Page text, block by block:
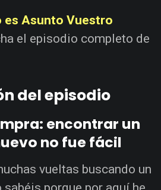
es Asunto Vuestro
el episodio completo de
del episodio
encontrar un
no fue fácil
vueltas buscando un